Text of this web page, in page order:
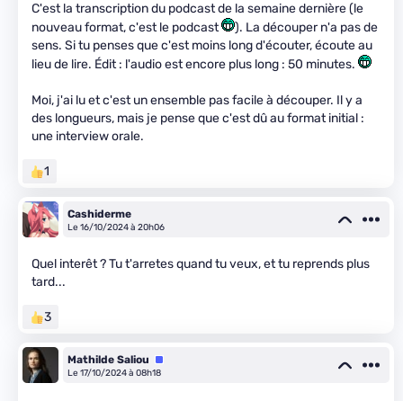
C'est la transcription du podcast de la semaine dernière (le
nouveau format, c'est le podcast
). La découper n'a pas de
sens. Si tu penses que c'est moins long d'écouter, écoute au
lieu de lire. Édit : l'audio est encore plus long : 50 minutes.
Moi, j'ai lu et c'est un ensemble pas facile à découper. Il y a
des longueurs, mais je pense que c'est dû au format initial :
une interview orale.
1
Cashiderme
Le 16/10/2024 à 20h06
Quel interêt ? Tu t'arretes quand tu veux, et tu reprends plus
tard...
3
Mathilde Saliou
Équipe
Le 17/10/2024 à 08h18